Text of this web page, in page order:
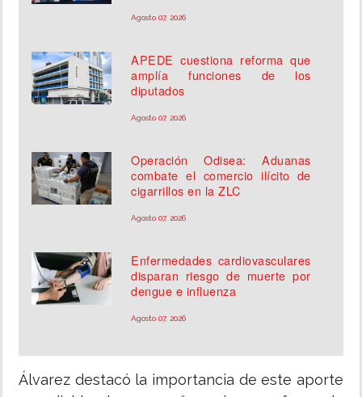
Agosto 07, 2026
APEDE cuestiona reforma que
amplía funciones de los
diputados
Agosto 07, 2026
Operación Odisea: Aduanas
combate el comercio ilícito de
cigarrillos en la ZLC
Agosto 07, 2026
Enfermedades cardiovasculares
disparan riesgo de muerte por
dengue e influenza
Agosto 07, 2026
Álvarez destacó la importancia de este aporte